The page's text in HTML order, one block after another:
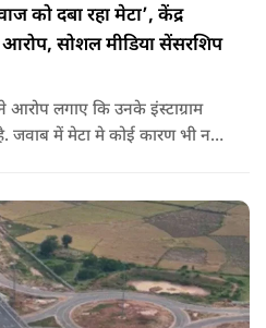
को दबा रहा मेटा’, केंद्र
सोशल मीडिया सेंसरशिप
लगाए कि उनके इंस्टाग्राम
जवाब में मेटा मे कोई कारण भी नहीं